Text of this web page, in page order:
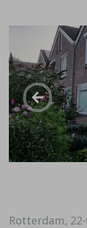
Rotterdam, 22-